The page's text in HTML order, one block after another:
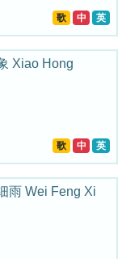
歌 中 英
Xiao Hong
歌 中 英
雨 Wei Feng Xi